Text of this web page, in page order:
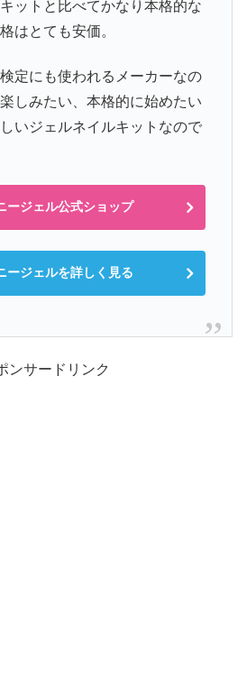
ットと比べてかなり本格的な
はとても安価。
定にも使われるメーカーなの
しみたい、本格的に始めたい
いジェルネイルキットなので
ージェル公式ショップ
ージェルを詳しく見る
ンサードリンク